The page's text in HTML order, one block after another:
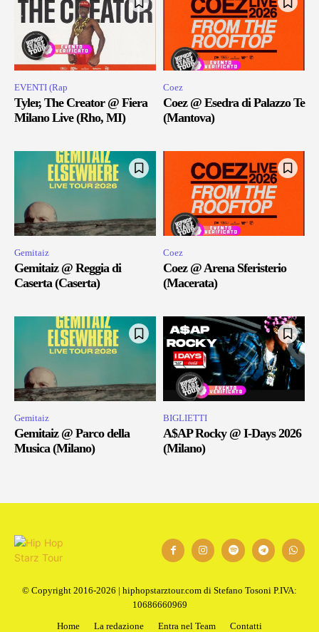
EVENTI (Rap
Tyler, The Creator @ Fiera
Milano Live (Rho, MI)
Coez
Coez @ Esedra di Palazzo Te
(Mantova)
Gemitaiz
Gemitaiz @ Reggia di
Caserta (Caserta)
Coez
Coez @ Arena Sferisterio
(Macerata)
Gemitaiz
Gemitaiz @ Parco della
Musica (Milano)
BIGLIETTI
A$AP Rocky @ I-Days 2026
(Milano)
© Copyright 2016-2026 | hiphopstarztour.com di Stefano Tosoni P.IVA:
10686660969
Home
La redazione Entra nel Team Contatti